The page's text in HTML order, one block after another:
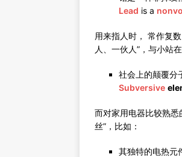
Lead is a
用来指人时， 常作复
人、一伙人”，与小站
社会上的颠覆分
Subversive
而对家用电器比较熟
丝”，比如：
其独特的电热元